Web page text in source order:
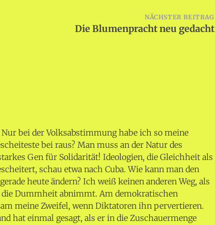
NÄCHSTER BEITRAG
Die Blumenpracht neu gedacht
bei der Volksabstimmung habe ich so meine
bei raus? Man muss an der Natur des
Gen für Solidarität! Ideologien, die Gleichheit als
schau etwa nach Cuba. Wie kann man den
heute ändern? Ich weiß keinen anderen Weg, als
die Dummheit abnimmt. Am demokratischen
meine Zweifel, wenn Diktatoren ihn pervertieren.
hat einmal gesagt, als er in die Zuschauermenge